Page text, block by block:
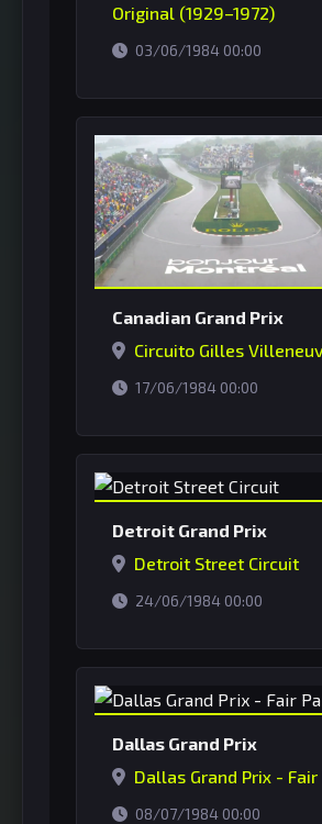
Original (1929–1972)
03/06/1984 00:00
Canadian Grand Prix
Circuito Gilles
17/06/1984 00:00
Detroit Grand Prix
Detroit Street Circuit
24/06/1984 00:00
Dallas Grand Prix
Dallas Grand Prix - Fair
08/07/1984 00:00